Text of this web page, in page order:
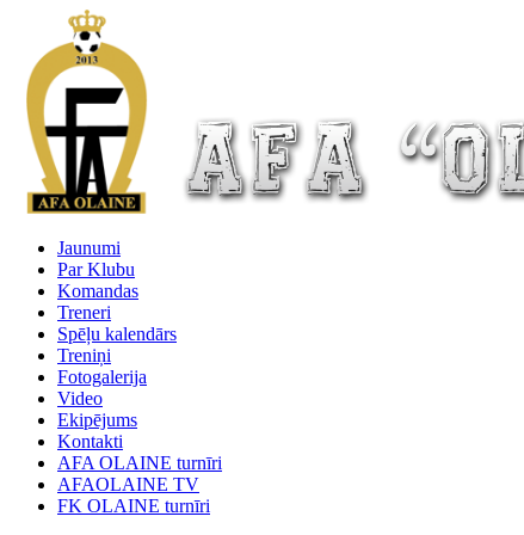
Jaunumi
Par Klubu
Komandas
Treneri
Spēļu kalendārs
Treniņi
Fotogalerija
Video
Ekipējums
Kontakti
AFA OLAINE turnīri
AFAOLAINE TV
FK OLAINE turnīri